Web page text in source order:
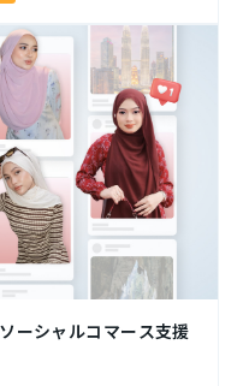
ーシャルコマース支援